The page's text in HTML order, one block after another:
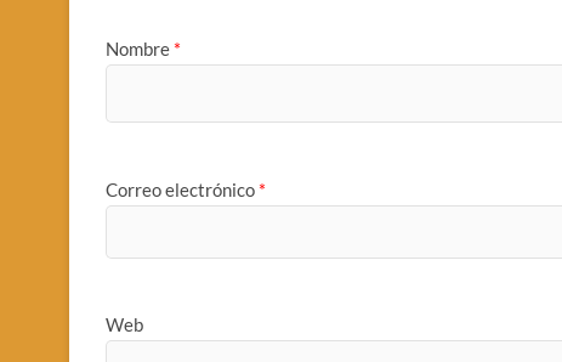
Nombre *
Correo electrónico *
Web